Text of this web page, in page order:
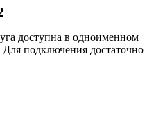
доступна в одноименном
Для подключения достаточно